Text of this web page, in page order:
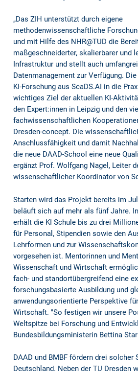
„Das ZIH unterstützt durch eigene
methodenwissenschaftliche
und mit Hilfe des NHR@TUD die
maßgeschneiderter, skalierbarer und
Infrastruktur und stellt auch
Datenmanagement zur Verfügung.
KI-Forschung aus ScaDS.AI in die
wichtiges Ziel der aktuellen KI-
den Expert:innen in Leipzig und den
fachwissenschaftlichen
Dresden-concept. Die
Anschlussfähigkeit und damit
die neue DAAD-School eine neue
ergänzt Prof. Wolfgang Nagel, Leiter
wissenschaftlicher Koordinator von
Starten wird das Projekt bereits im
beläuft sich auf mehr als fünf Jahre.
erhält die KI Schule bis zu drei
für Personal, Stipendien sowie den
Lehrformen und zur
vorgesehen ist. Mentorinnen und
Wissenschaft und Wirtschaft
fach- und standortübergreifend eine
forschungsbasierte Ausbildung und
anwendungsorientierte Perspektive
Wirtschaft. "So festigen wir unsere
Weltspitze bei Forschung und
Bundesbildungsministerin Bettina
DAAD und BMBF fördern drei solcher
Deutschland. Neben der TU Dresden